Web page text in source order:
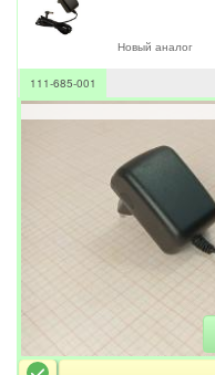
Новый аналог
111-685-001